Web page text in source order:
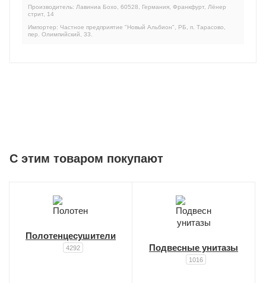
Производитель: Лавиниа Бохо, 60528, Германия, Франкфурт, Лёнер
стрит, 14
Импортер: Частное предприятие "Новый Альбион", РБ, п. Тарасово,
пер. Олимпийский, 33.
C этим товаром покупают
Полотенцесушители
4292 Подвесные унитазы
1016